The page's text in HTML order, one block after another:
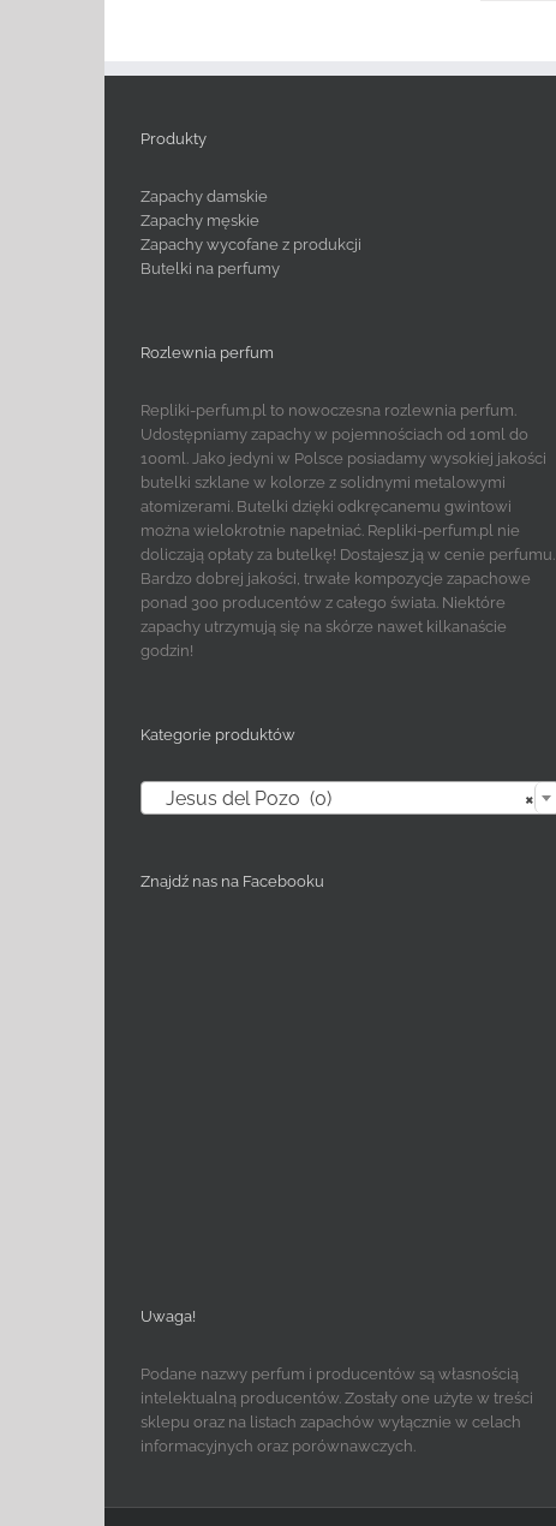
Produkty
Zapachy damskie
Zapachy męskie
Zapachy wycofane z produkcji
Butelki na perfumy
Rozlewnia perfum
Repliki-perfum.pl to nowoczesna rozlewnia perfum.
Udostępniamy zapachy w pojemnościach od 10ml do
100ml. Jako jedyni w Polsce posiadamy wysokiej jakości
butelki szklane w kolorze z solidnymi metalowymi
atomizerami. Butelki dzięki odkręcanemu gwintowi
można wielokrotnie napełniać. Repliki-perfum.pl nie
doliczają opłaty za butelkę! Dostajesz ją w cenie perfumu.
Bardzo dobrej jakości, trwałe kompozycje zapachowe
ponad 300 producentów z całego świata. Niektóre
zapachy utrzymują się na skórze nawet kilkanaście
godzin!
Kategorie produktów
×
Jesus del Pozo (0)
Znajdź nas na Facebooku
Uwaga!
Podane nazwy perfum i producentów są własnością
intelektualną producentów. Zostały one użyte w treści
sklepu oraz na listach zapachów wyłącznie w celach
informacyjnych oraz porównawczych.